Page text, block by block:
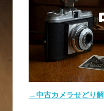
→中古カメラせどり